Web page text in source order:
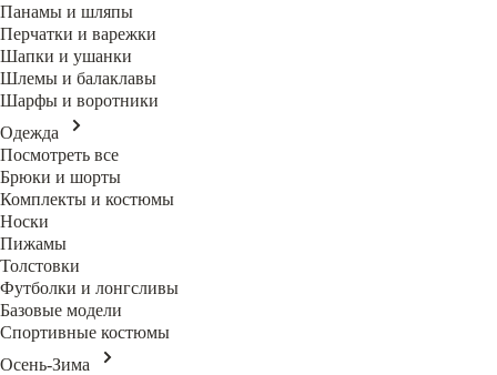
Панамы и шляпы
Перчатки и варежки
Шапки и ушанки
Шлемы и балаклавы
Шарфы и воротники
Одежда
Посмотреть все
Брюки и шорты
Комплекты и костюмы
Носки
Пижамы
Толстовки
Футболки и лонгсливы
Базовые модели
Спортивные костюмы
Осень-Зима